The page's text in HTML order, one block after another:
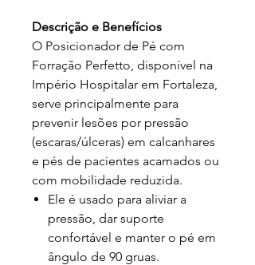
Descrição e Benefícios
O Posicionador de Pé com
Forração Perfetto, disponível na
Império Hospitalar em Fortaleza,
serve principalmente para
prevenir lesões por pressão
(escaras/úlceras) em calcanhares
e pés de pacientes acamados ou
com mobilidade reduzida.
Ele é usado para aliviar a
pressão, dar suporte
confortável e manter o pé em
ângulo de 90 gruas.